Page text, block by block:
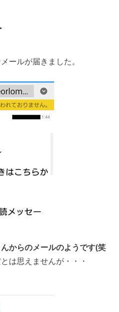
ールが届きました。
からのメールのようです(笑
は思えませんが・・・